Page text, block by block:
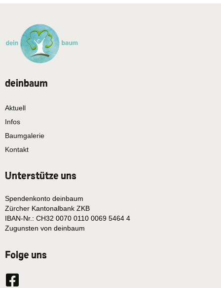
deinbaum
Aktuell
Infos
Baumgalerie
Kontakt
Unterstütze uns
Spendenkonto deinbaum
Zürcher Kantonalbank ZKB
IBAN-Nr.: CH32 0070 0110 0069 5464 4
Zugunsten von deinbaum
Folge uns